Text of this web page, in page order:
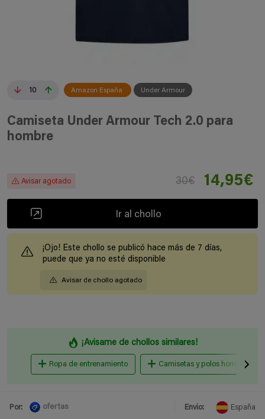
10 Amazon España Under Armour
Camiseta Under Armour Tech 2.0 para
hombre
Avisar agotado 30€ 14,95€
Ir al chollo
¡Ojo! Este chollo se publicó hace más de 7 días,
puede que ya no esté disponible
Avisar de chollo agotado
¡Avisame de chollos similares!
Ropa de entrenamiento Camisetas y polos hombre
Por: ofertas Envio: España